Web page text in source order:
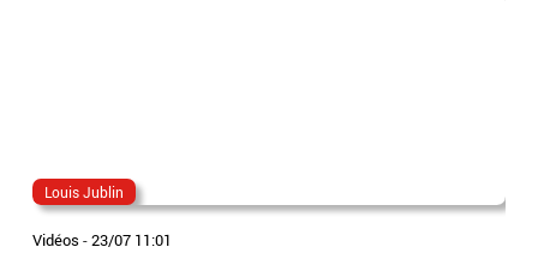
Louis Jublin
Vidéos -23/07 11:01